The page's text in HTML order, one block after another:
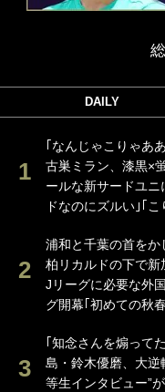
DAILY
｢なんじゃこりゃあ
古巣ミラン、漆黒×
ールな新サードユニ
ドなのにズルい｣｢
浦和と千葉の首をか
柏リカルドの下で新
Jリーグに必要な外
グ開幕｢初めての秋
｢知念さんを煽って
島・鈴木優磨、大逆
等生インタビュー”